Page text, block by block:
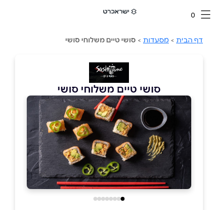
0
דף הבית > מסעדות > סושי טיים משלוחי סושי
סושי טיים משלוחי סושי